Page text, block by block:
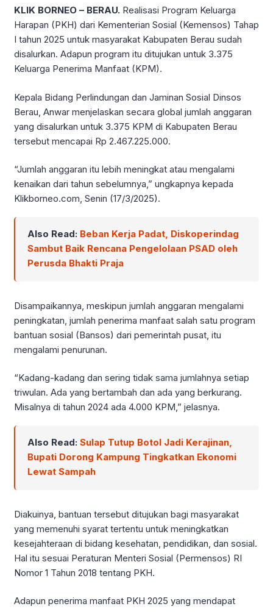
KLIK BORNEO – BERAU. Realisasi Program Keluarga
Harapan (PKH) dari Kementerian Sosial (Kemensos) Tahap
I tahun 2025 untuk masyarakat Kabupaten Berau sudah
disalurkan. Adapun program itu ditujukan untuk 3.375
Keluarga Penerima Manfaat (KPM).
Kepala Bidang Perlindungan dan Jaminan Sosial Dinsos
Berau, Anwar menjelaskan secara global jumlah anggaran
yang disalurkan untuk 3.375 KPM di Kabupaten Berau
tersebut mencapai Rp 2.467.225.000.
“Jumlah anggaran itu lebih meningkat atau mengalami
kenaikan dari tahun sebelumnya,” ungkapnya kepada
Klikborneo.com, Senin (17/3/2025).
Also Read: Beban Kerja Padat, Diskoperindag
Sambut Baik Rencana Pengelolaan PSAD oleh
Perusda Bhakti Praja
Disampaikannya, meskipun jumlah anggaran mengalami
peningkatan, jumlah penerima manfaat salah satu program
bantuan sosial (Bansos) dari pemerintah pusat, itu
mengalami penurunan.
“Kadang-kadang dan sering tidak sama jumlahnya setiap
triwulan. Ada yang bertambah dan ada yang berkurang.
Misalnya di tahun 2024 ada 4.000 KPM,” jelasnya.
Also Read: Sulap Tutup Botol Jadi Kerajinan,
Bupati Dorong Kampung Tingkatkan Ekonomi
Lewat Sampah
Diakuinya, bantuan tersebut ditujukan bagi masyarakat
yang memenuhi syarat tertentu untuk meningkatkan
kesejahteraan di bidang kesehatan, pendidikan, dan sosial.
Hal itu sesuai Peraturan Menteri Sosial (Permensos) RI
Nomor 1 Tahun 2018 tentang PKH.
Adapun penerima manfaat PKH 2025 yang mendapat